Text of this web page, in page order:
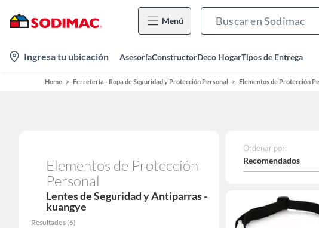
Menú
location-
icon
Ingresa tu ubicación AsesoríaConstructorDeco HogarTipos de Entrega
Home Ferretería - Ropa de Seguridad y Protección Personal Elementos de Protección
Elementos de Protección
Personal
Lentes de Seguridad y Antiparras -
kuangye
Resultados (6)
Ordenar por:
Recomendados